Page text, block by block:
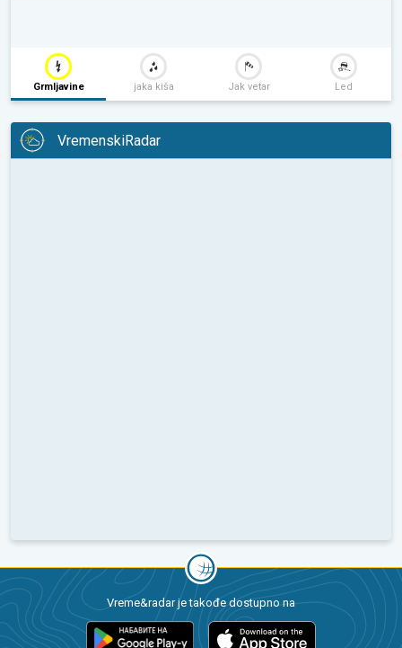
Grmljavine jaka kiša Jak vetar Led
VremenskiRadar
Vreme&radar je takođe dostupno na